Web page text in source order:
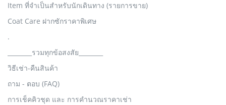
Item ที่จำเป็นสำหรับนักเดินทาง (รายการขาย)
Coat Care ฝากซักราคาพิเศษ
.
________รวมทุกข้อสงสัย________
วิธีเช่า-คืนสินค้า
ถาม - ตอบ (FAQ)
การเช็คคิวชุด และ การคำนวณราคาเช่า